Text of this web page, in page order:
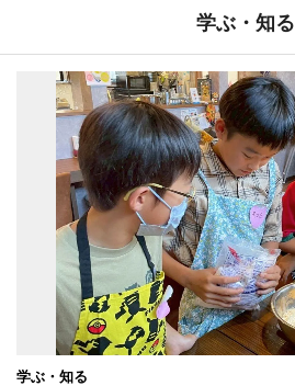
学ぶ・知る
学ぶ・知る